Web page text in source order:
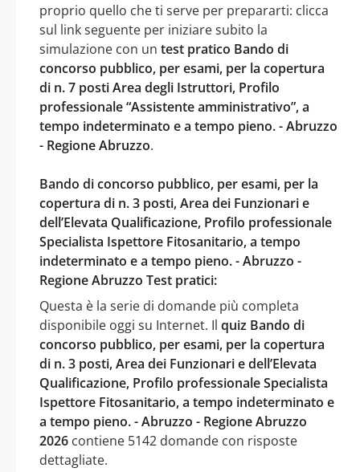
proprio quello che ti serve per prepararti: clicca
sul link seguente per iniziare subito la
simulazione con un test pratico Bando di
concorso pubblico, per esami, per la copertura
di n. 7 posti Area degli Istruttori, Profilo
professionale “Assistente amministrativo”, a
tempo indeterminato e a tempo pieno. - Abruzzo
- Regione Abruzzo.
Bando di concorso pubblico, per esami, per la
copertura di n. 3 posti, Area dei Funzionari e
dell’Elevata Qualificazione, Profilo professionale
Specialista Ispettore Fitosanitario, a tempo
indeterminato e a tempo pieno. - Abruzzo -
Regione Abruzzo Test pratici:
Questa è la serie di domande più completa
disponibile oggi su Internet. Il quiz Bando di
concorso pubblico, per esami, per la copertura
di n. 3 posti, Area dei Funzionari e dell’Elevata
Qualificazione, Profilo professionale Specialista
Ispettore Fitosanitario, a tempo indeterminato e
a tempo pieno. - Abruzzo - Regione Abruzzo
2026 contiene 5142 domande con risposte
dettagliate.